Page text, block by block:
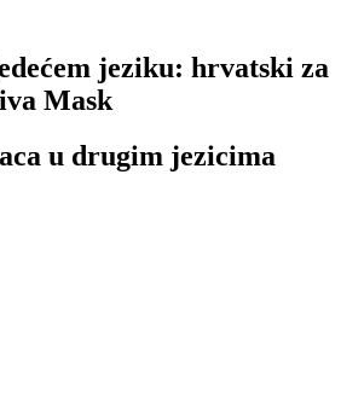
jeziku: hrvatski za
Mask
u drugim jezicima